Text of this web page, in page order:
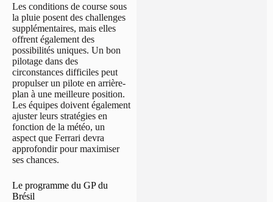
Les conditions de course sous
la pluie posent des challenges
supplémentaires, mais elles
offrent également des
possibilités uniques. Un bon
pilotage dans des
circonstances difficiles peut
propulser un pilote en arrière-
plan à une meilleure position.
Les équipes doivent également
ajuster leurs stratégies en
fonction de la météo, un
aspect que Ferrari devra
approfondir pour maximiser
ses chances.
Le programme du GP du
Brésil